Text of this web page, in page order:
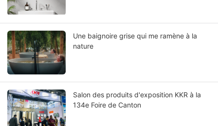
Une baignoire grise qui me ramène à la
nature
Salon des produits d'exposition KKR à la
134e Foire de Canton